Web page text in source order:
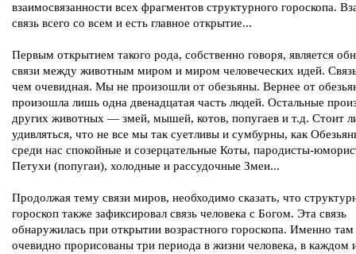
взаимосвязанности всех фрагментов структурного гороскопа.
связь всего со всем и есть главное открытие...
Первым открытием такого рода, собственно говоря, является
связи между животным миром и миром человеческих идей.
чем очевидная. Мы не произошли от обезьяны. Вернее от
произошла лишь одна двенадцатая часть людей. Остальные
других животных — змей, мышей, котов, попугаев и т.д. Стоит
удивляться, что не все мы так суетливы и сумбурны, как
среди нас спокойные и созерцательные Коты, пародисты-
Петухи (попугаи), холодные и рассудочные Змеи...
Продолжая тему связи миров, необходимо сказать, что
гороскоп также зафиксировал связь человека с Богом. Эта связь
обнаружилась при открытии возрастного гороскопа. Именно там
очевидно прорисованы три периода в жизни человека, в каждом